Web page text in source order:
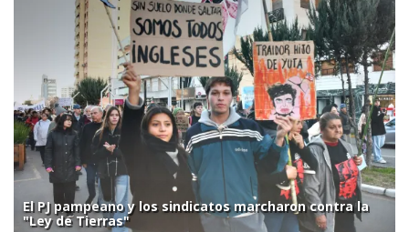
El PJ pampeano y los sindicatos marcharon contra la
"Ley de Tierras"